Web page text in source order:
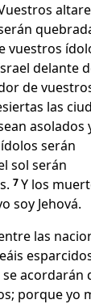
vuestros
delante
de
las
asolados
serán
sol serán
7Y los
soy Jehová.
las
acordarán
porque yo